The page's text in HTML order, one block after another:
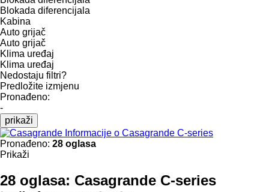
Blokada diferencijala
Kabina
Auto grijač
Auto grijač
Klima uređaj
Klima uređaj
Nedostaju filtri?
Predložite izmjenu
Pronađeno:
-
prikaži
Informacije o Casagrande C-series
Pronađeno: 28 oglasa
Prikaži
28 oglasa: Casagrande C-series